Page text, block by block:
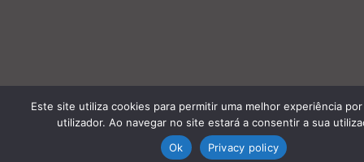
Este site utiliza cookies para permitir uma melhor experiência
utilizador. Ao navegar no site estará a consentir a sua
Ok
Privacy policy